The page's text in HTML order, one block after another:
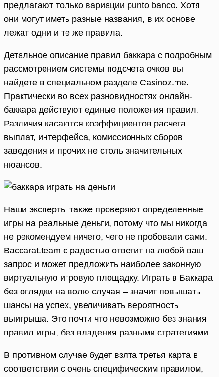
предлагают только вариации punto banco. Хотя
они могут иметь разные названия, в их основе
лежат одни и те же правила.
Детальное описание правил баккара с подробным
рассмотрением системы подсчета очков вы
найдете в специальном разделе Casinoz.me.
Практически во всех разновидностях онлайн-
баккара действуют единые положения правил.
Различия касаются коэффициентов расчета
выплат, интерфейса, комиссионных сборов
заведения и прочих не столь значительных
нюансов.
Наши эксперты также проверяют определенные
игры на реальные деньги, потому что мы никогда
не рекомендуем ничего, чего не пробовали сами.
Baccarat.team с радостью ответит на любой ваш
запрос и может предложить наиболее законную
виртуальную игровую площадку. Играть в Баккара
без оглядки на волю случая – значит повышать
шансы на успех, увеличивать вероятность
выигрыша. Это почти что невозможно без знания
правил игры, без владения разными стратегиями.
В противном случае будет взята третья карта в
соответствии с очень специфическим правилом,